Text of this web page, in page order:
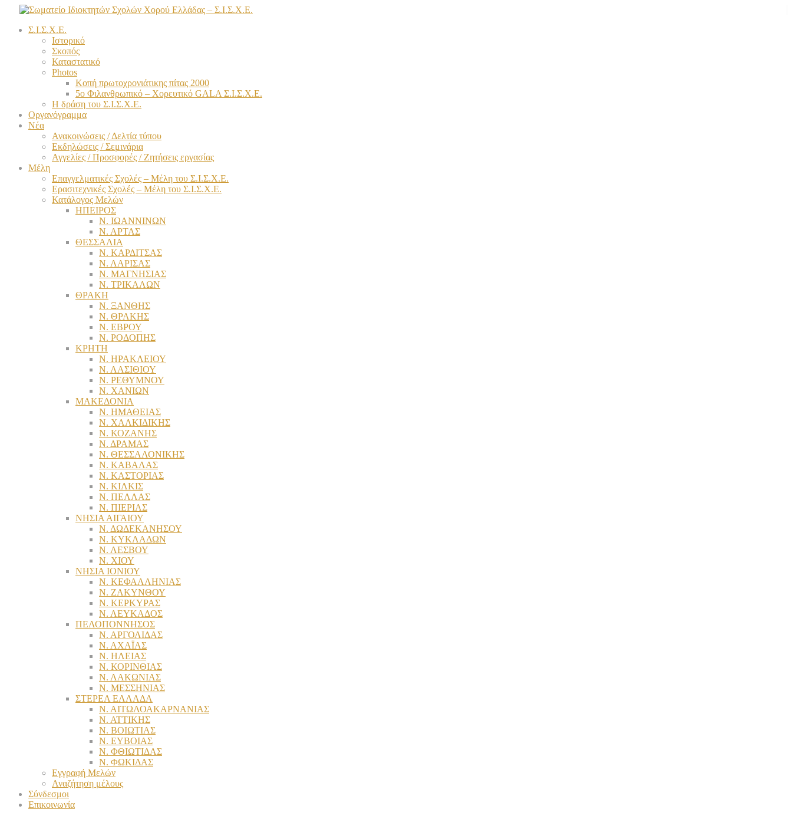
Σ.Ι.Σ.Χ.Ε.
Ιστορικό
Σκοπός
Καταστατικό
Photos
Κοπή πρωτοχρονιάτικης πίτας 2000
5ο Φιλανθρωπικό – Χορευτικό GALA Σ.Ι.Σ.Χ.Ε.
Η δράση του Σ.Ι.Σ.Χ.Ε.
Οργανόγραμμα
Νέα
Ανακοινώσεις / Δελτία τύπου
Εκδηλώσεις / Σεμινάρια
Αγγελίες / Προσφορές / Ζητήσεις εργασίας
Μέλη
Επαγγελματικές Σχολές – Μέλη του Σ.Ι.Σ.Χ.Ε.
Ερασιτεχνικές Σχολές – Μέλη του Σ.Ι.Σ.Χ.Ε.
Κατάλογος Μελών
ΗΠΕΙΡΟΣ
Ν. ΙΩΑΝΝΙΝΩΝ
Ν. ΑΡΤΑΣ
ΘΕΣΣΑΛΙΑ
Ν. ΚΑΡΔΙΤΣΑΣ
Ν. ΛΑΡΙΣΑΣ
Ν. ΜΑΓΝΗΣΙΑΣ
Ν. ΤΡΙΚΑΛΩΝ
ΘΡΑΚΗ
Ν. ΞΑΝΘΗΣ
Ν. ΘΡΑΚΗΣ
Ν. ΕΒΡΟΥ
Ν. ΡΟΔΟΠΗΣ
ΚΡΗΤΗ
Ν. ΗΡΑΚΛΕΙΟΥ
Ν. ΛΑΣΙΘΙΟΥ
Ν. ΡΕΘΥΜΝΟΥ
Ν. ΧΑΝΙΩΝ
ΜΑΚΕΔΟΝΙΑ
Ν. ΗΜΑΘΕΙΑΣ
Ν. ΧΑΛΚΙΔΙΚΗΣ
Ν. ΚΟΖΑΝΗΣ
Ν. ΔΡΑΜΑΣ
Ν. ΘΕΣΣΑΛΟΝΙΚΗΣ
Ν. ΚΑΒΑΛΑΣ
Ν. ΚΑΣΤΟΡΙΑΣ
Ν. ΚΙΛΚΙΣ
Ν. ΠΕΛΛΑΣ
Ν. ΠΙΕΡΙΑΣ
ΝΗΣΙΑ ΑΙΓΑΙΟΥ
Ν. ΔΩΔΕΚΑΝΗΣΟΥ
Ν. ΚΥΚΛΑΔΩΝ
Ν. ΛΕΣΒΟΥ
Ν. ΧΙΟΥ
ΝΗΣΙΑ ΙΟΝΙΟΥ
Ν. ΚΕΦΑΛΛΗΝΙΑΣ
Ν. ΖΑΚΥΝΘΟΥ
Ν. ΚΕΡΚΥΡΑΣ
Ν. ΛΕΥΚΑΔΟΣ
ΠΕΛΟΠΟΝΝΗΣΟΣ
Ν. ΑΡΓΟΛΙΔΑΣ
Ν. ΑΧΑΪΑΣ
Ν. ΗΛΕΙΑΣ
Ν. ΚΟΡΙΝΘΙΑΣ
Ν. ΛΑΚΩΝΙΑΣ
Ν. ΜΕΣΣΗΝΙΑΣ
ΣΤΕΡΕΑ ΕΛΛΑΔΑ
Ν. ΑΙΤΩΛΟΑΚΑΡΝΑΝΙΑΣ
Ν. ΑΤΤΙΚΗΣ
Ν. ΒΟΙΩΤΙΑΣ
Ν. ΕΥΒΟΙΑΣ
Ν. ΦΘΙΩΤΙΔΑΣ
Ν. ΦΩΚΙΔΑΣ
Εγγραφή Μελών
Αναζήτηση μέλους
Σύνδεσμοι
Επικοινωνία